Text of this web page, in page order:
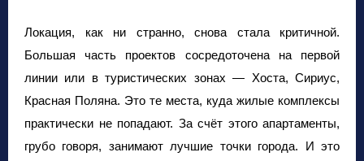
Локация, как ни странно, снова стала критичной.
Большая часть проектов сосредоточена на первой
линии или в туристических зонах — Хоста, Сириус,
Красная Поляна. Это те места, куда жилые комплексы
практически не попадают. За счёт этого апартаменты,
грубо говоря, занимают лучшие точки города. И это